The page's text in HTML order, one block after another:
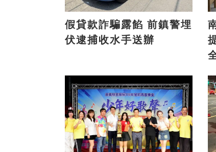
假貸款詐騙露餡 前鎮警埋
伏逮捕收水手送辦